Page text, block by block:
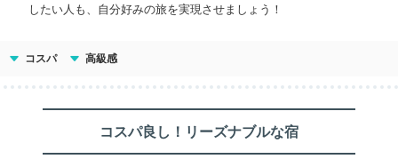
したい人も、自分好みの旅を実現させましょう！
コスパ 高級感
コスパ良し！リーズナブルな宿